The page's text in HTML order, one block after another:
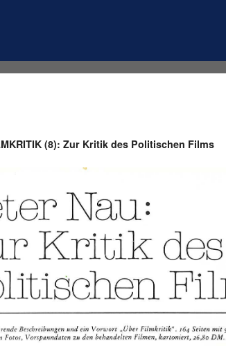
(8): Zur Kritik des Politischen Films